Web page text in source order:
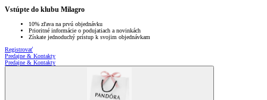
Vstúpte do klubu Milagro
10% zľava na prvú objednávku
Prioritné informácie o podujatiach a novinkách
Získate jednoduchý prístup k svojim objednávkam
Registrovať
Predajne & Kontakty
Predajne & Kontakty